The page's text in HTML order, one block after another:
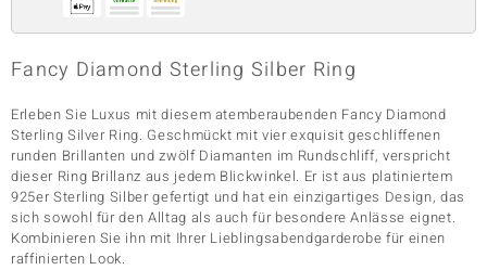
Classics
Fancy Diamond Sterling Silber Ring
Erleben Sie Luxus mit diesem atemberaubenden Fancy Diamond
Sterling Silver Ring. Geschmückt mit vier exquisit geschliffenen
runden Brillanten und zwölf Diamanten im Rundschliff, verspricht
dieser Ring Brillanz aus jedem Blickwinkel. Er ist aus platiniertem
925er Sterling Silber gefertigt und hat ein einzigartiges Design, das
sich sowohl für den Alltag als auch für besondere Anlässe eignet.
Kombinieren Sie ihn mit Ihrer Lieblingsabendgarderobe für einen
raffinierten Look.